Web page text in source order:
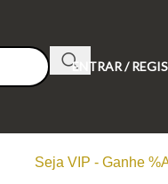
ENTRAR /
Seja VIP - Ganhe %